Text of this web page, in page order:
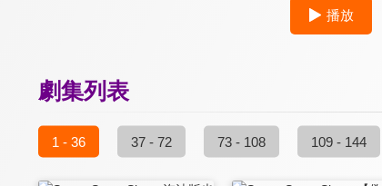
播放
劇集列表
1 - 36 37 - 72 73 - 108 109 - 144